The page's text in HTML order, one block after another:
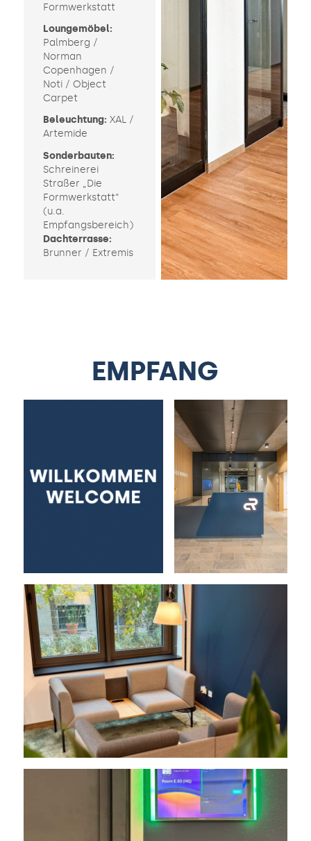
Formwerkstatt
Loungemöbel:
Palmberg /
Norman
Copenhagen /
Noti / Object
Carpet
Beleuchtung: XAL /
Artemide
Sonderbauten:
Schreinerei
Straßer „Die
Formwerkstatt“
(u.a.
Empfangsbereich)
Dachterrasse:
Brunner / Extremis
EMPFANG